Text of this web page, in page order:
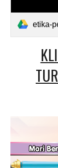
etika-